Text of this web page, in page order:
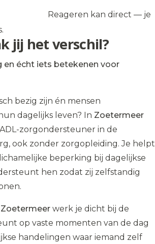
Reageren kan direct — je
jij het verschil?
en écht iets betekenen voor
bezig zijn én mensen
dagelijks leven? In Zoetermeer
zorgondersteuner in de
ook zonder zorgopleiding. Je helpt
beperking bij dagelijkse
hen zodat zij zelfstandig
Zoetermeer werk je dicht bij de
op vaste momenten van de dag
handelingen waar iemand zelf